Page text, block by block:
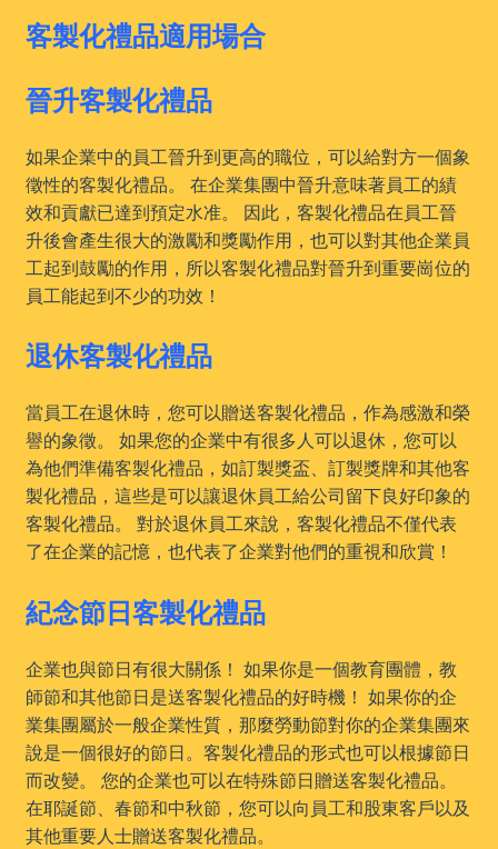
客製化禮品適用場合
晉升客製化禮品
如果企業中的員工晉升到更高的職位，可以給對方一個象
徵性的客製化禮品。 在企業集團中晉升意味著員工的績
效和貢獻已達到預定水准。 因此，客製化禮品在員工晉
升後會產生很大的激勵和獎勵作用，也可以對其他企業員
工起到鼓勵的作用，所以客製化禮品對晉升到重要崗位的
員工能起到不少的功效！
退休客製化禮品
當員工在退休時，您可以贈送客製化禮品，作為感激和榮
譽的象徵。 如果您的企業中有很多人可以退休，您可以
為他們準備客製化禮品，如訂製獎盃、訂製獎牌和其他客
製化禮品，這些是可以讓退休員工給公司留下良好印象的
客製化禮品。 對於退休員工來說，客製化禮品不僅代表
了在企業的記憶，也代表了企業對他們的重視和欣賞！
紀念節日客製化禮品
企業也與節日有很大關係！ 如果你是一個教育團體，教
師節和其他節日是送客製化禮品的好時機！ 如果你的企
業集團屬於一般企業性質，那麼勞動節對你的企業集團來
說是一個很好的節日。客製化禮品的形式也可以根據節日
而改變。 您的企業也可以在特殊節日贈送客製化禮品。
在耶誕節、春節和中秋節，您可以向員工和股東客戶以及
其他重要人士贈送客製化禮品。